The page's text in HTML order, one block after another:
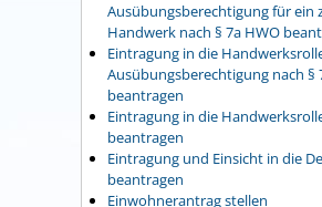
Ausübungsberechtigung für ein
Handwerk nach § 7a HWO
Eintragung in die
Ausübungsberechtigung nach §
beantragen
Eintragung in die
beantragen
Eintragung und Einsicht in die
beantragen
Einwohnerantrag stellen